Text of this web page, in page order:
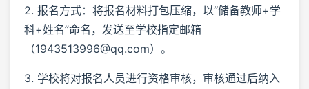
2. 报名方式：将报名材料打包压缩，以“储备教师+学
科+姓名”命名，发送至学校指定邮箱
（1943513996@qq.com）。
3. 学校将对报名人员进行资格审核，审核通过后纳入